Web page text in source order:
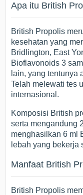
Apa itu British
British Propolis
kesehatan yang
Bridlington, East
Bioflavonoids 3
lain, yang tentunya
Telah melewati tes
internasional.
Komposisi British
serta mengandung
menghasilkan 6 ml
lebah yang bekerja
Manfaat British
British Propolis